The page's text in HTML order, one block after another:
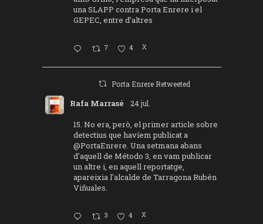
una SLAPP contra Porta Enrere i el
GEPEC, entre d’altres
7 4 X
Porta Enrere Retweeted
Rafa Marrasé 24 jul.
15. No era, però, el primer article sobre
detectius que havíem publicat a
@PortaEnrere. Una setmana abans
d'aquell de Método 3, en vam publicar
un altre i, en aquell reportatge,
apareixia l'alcalde de Tarragona Rubén
Viñuales.
3 4 X